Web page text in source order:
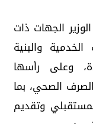
الجهات ذات
والبنية
وعلى رأسها
الصحي، بما
وتقديم